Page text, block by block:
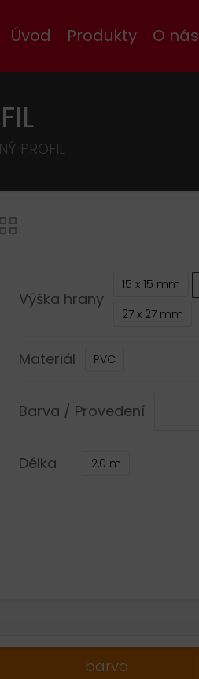
Úvod Produkty O nás
PROFIL
Výška hrany
15 x 15 mm
27 x 27 mm
Materiál PVC
Barva / Provedení
Délka 2,0 m
barva